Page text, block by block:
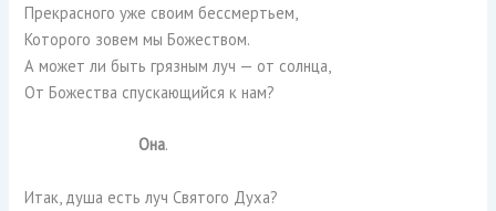
Прекрасного уже своим бессмертьем,
Которого зовем мы Божеством.
А может ли быть грязным луч — от солнца,
От Божества спускающийся к нам?
Она.
Итак, душа есть луч Святого Духа?